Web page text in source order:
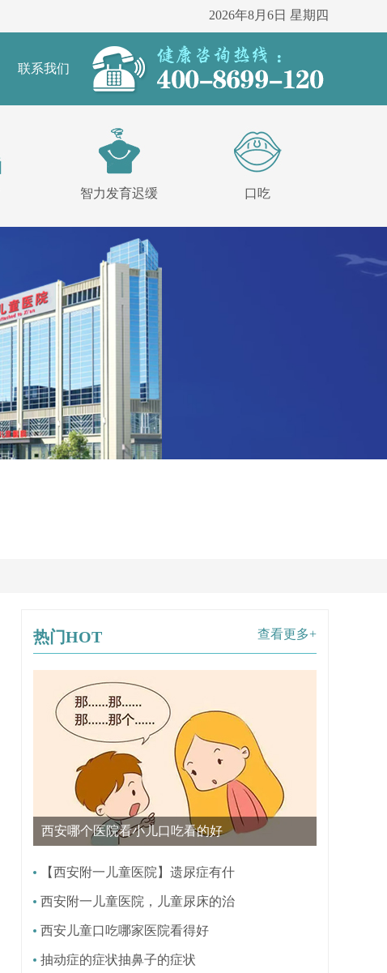
2026年8月6日 星期四
联系我们
智力发育迟缓 口吃
查看更多+
热门HOT
西安哪个医院看小儿口吃看的好
【西安附一儿童医院】遗尿症有什
西安附一儿童医院，儿童尿床的治
西安儿童口吃哪家医院看得好
抽动症的症状抽鼻子的症状